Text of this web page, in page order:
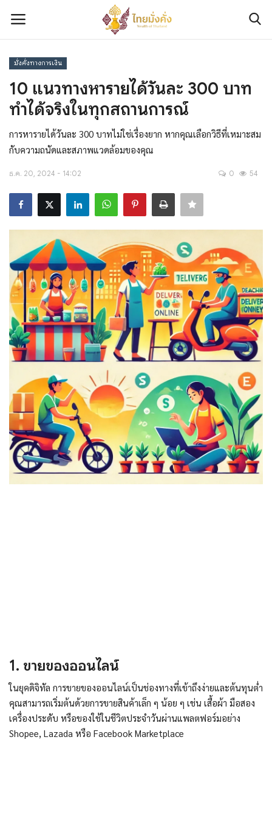
เข้าสู่ระบบ
ติดต่อเรา
เกี่ยวกับเรา
มั่งคั่งทางการเงิน
มั่งคั่งทางทรัพย์สิน
มั่งคั่งทางความรู้และทักษะ
มั่งคั่งทางข่าวสาร
มั่งคั่งทางสลากกินแบ่งรัฐบาล
มั่งคั่งทางหวยลาว
มั่งคั่งทางการเงิน
10 แนวทางหารายได้วันละ 300 บาท
ทำได้จริงในทุกสถานการณ์
การหารายได้วันละ 300 บาทไม่ใช่เรื่องยาก หากคุณเลือกวิธีที่เหมาะสม
กับความถนัดและสภาพแวดล้อมของคุณ
ธ.ค. 20, 2024 - 14:02 0 54
1. ขายของออนไลน์
ในยุคดิจิทัล การขายของออนไลน์เป็นช่องทางที่เข้าถึงง่ายและต้นทุนต่ำ
คุณสามารถเริ่มต้นด้วยการขายสินค้าเล็ก ๆ น้อย ๆ เช่น เสื้อผ้า มือสอง
เครื่องประดับ หรือของใช้ในชีวิตประจำวันผ่านแพลตฟอร์มอย่าง
Shopee, Lazada หรือ Facebook Marketplace